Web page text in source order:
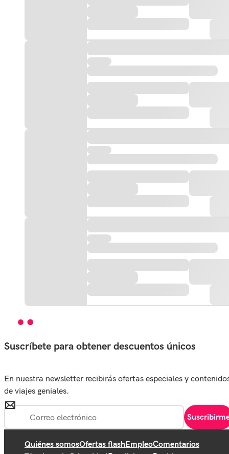
Suscríbete para obtener descuentos únicos
En nuestra newsletter recibirás ofertas especiales y
de viajes geniales.
Quiénes somosOfertas flashEmpleoComentarios